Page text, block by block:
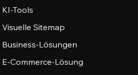
KI-Tools
Visuelle Sitemap
Business-Lösungen
E-Commerce-Lösung